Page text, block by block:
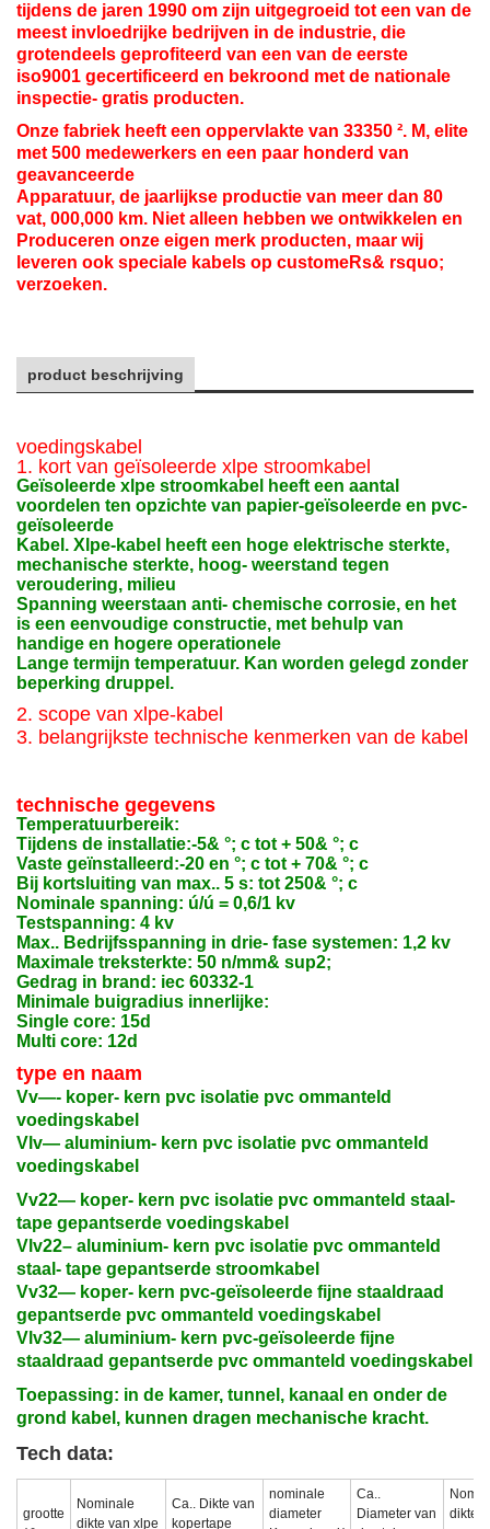
tijdens de jaren 1990 om zijn uitgegroeid tot een van de
meest invloedrijke bedrijven in de industrie, die
grotendeels geprofiteerd van een van de eerste
iso9001 gecertificeerd en bekroond met de nationale
inspectie- gratis producten.
Onze fabriek heeft een oppervlakte van 33350 ². M, elite
met 500 medewerkers en een paar honderd van
geavanceerde
Apparatuur, de jaarlijkse productie van meer dan 80
vat, 000,000 km. Niet alleen hebben we ontwikkelen en
Produceren onze eigen merk producten, maar wij
leveren ook speciale kabels op customeRs& rsquo;
verzoeken.
product beschrijving
voedingskabel
1. kort van geïsoleerde xlpe stroomkabel
Geïsoleerde xlpe stroomkabel heeft een aantal
voordelen ten opzichte van papier-geïsoleerde en pvc-
geïsoleerde
Kabel. Xlpe-kabel heeft een hoge elektrische sterkte,
mechanische sterkte, hoog- weerstand tegen
veroudering, milieu
Spanning weerstaan anti- chemische corrosie, en het
is een eenvoudige constructie, met behulp van
handige en hogere operationele
Lange termijn temperatuur. Kan worden gelegd zonder
beperking druppel.
2. scope van xlpe-kabel
3. belangrijkste technische kenmerken van de kabel
technische gegevens
Temperatuurbereik:
Tijdens de installatie:-5& °; c tot + 50& °; c
Vaste geïnstalleerd:-20 en °; c tot + 70& °; c
Bij kortsluiting van max.. 5 s: tot 250& °; c
Nominale spanning: ú/ú = 0,6/1 kv
Testspanning: 4 kv
Max.. Bedrijfsspanning in drie- fase systemen: 1,2 kv
Maximale treksterkte: 50 n/mm& sup2;
Gedrag in brand: iec 60332-1
Minimale buigradius innerlijke:
Single core: 15d
Multi core: 12d
type en naam
Vv—- koper- kern pvc isolatie pvc ommanteld
voedingskabel
Vlv— aluminium- kern pvc isolatie pvc ommanteld
voedingskabel
Vv22— koper- kern pvc isolatie pvc ommanteld staal-
tape gepantserde voedingskabel
Vlv22– aluminium- kern pvc isolatie pvc ommanteld
staal- tape gepantserde stroomkabel
Vv32— koper- kern pvc-geïsoleerde fijne staaldraad
gepantserde pvc ommanteld voedingskabel
Vlv32— aluminium- kern pvc-geïsoleerde fijne
staaldraad gepantserde pvc ommanteld voedingskabel
Toepassing: in de kamer, tunnel, kanaal en onder de
grond kabel, kunnen dragen mechanische kracht.
Tech data:
grootte
Nominale
dikte van xlpe
Ca.. Dikte van
kopertape
nominale
diameter
Ca..
Diameter van
dikte